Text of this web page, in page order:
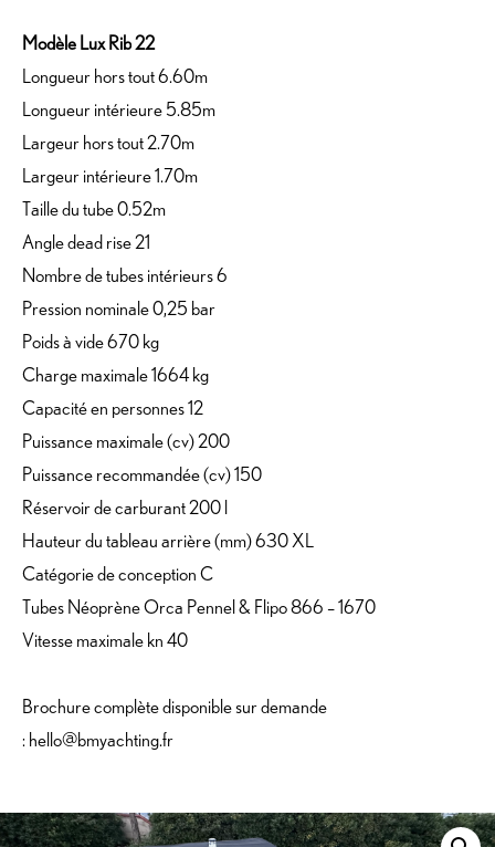
Modèle Lux Rib 22
Longueur hors tout 6.60m
Longueur intérieure 5.85m
Largeur hors tout 2.70m
Largeur intérieure 1.70m
Taille du tube 0.52m
Angle dead rise 21
Nombre de tubes intérieurs 6
Pression nominale 0,25 bar
Poids à vide 670 kg
Charge maximale 1664 kg
Capacité en personnes 12
Puissance maximale (cv) 200
Puissance recommandée (cv) 150
Réservoir de carburant 200 l
Hauteur du tableau arrière (mm) 630 XL
Catégorie de conception C
Tubes Néoprène Orca Pennel & Flipo 866 – 1670
Vitesse maximale kn 40
Brochure complète disponible sur demande
: hello@bmyachting.fr